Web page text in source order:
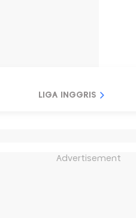
LIGA INGGRIS
Advertisement